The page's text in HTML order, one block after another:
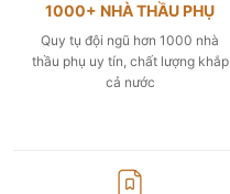
1000+ NHÀ THẦU PHỤ
Quy tụ đội ngũ hơn 1000 nhà
thầu phụ uy tín, chất lượng khắp
cả nước